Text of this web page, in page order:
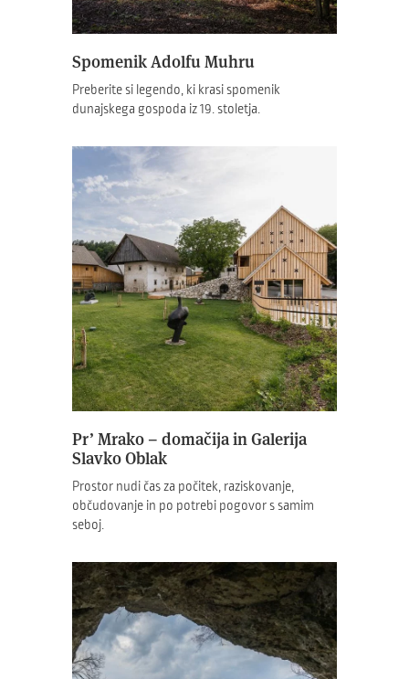
Spomenik Adolfu Muhru
Preberite si legendo, ki krasi spomenik
dunajskega gospoda iz 19. stoletja.
Pr’ Mrako – domačija in Galerija
Slavko Oblak
Prostor nudi čas za počitek, raziskovanje,
občudovanje in po potrebi pogovor s samim
seboj.